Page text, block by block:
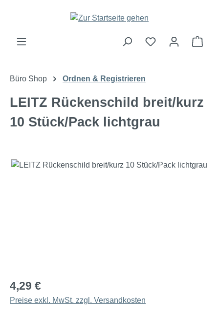
Zum Hauptinhalt springen
Büro Shop Ordnen & Registrieren
LEITZ Rückenschild breit/kurz
10 Stück/Pack lichtgrau
Bildergalerie überspringen
4,29 €
Preise exkl. MwSt. zzgl. Versandkosten